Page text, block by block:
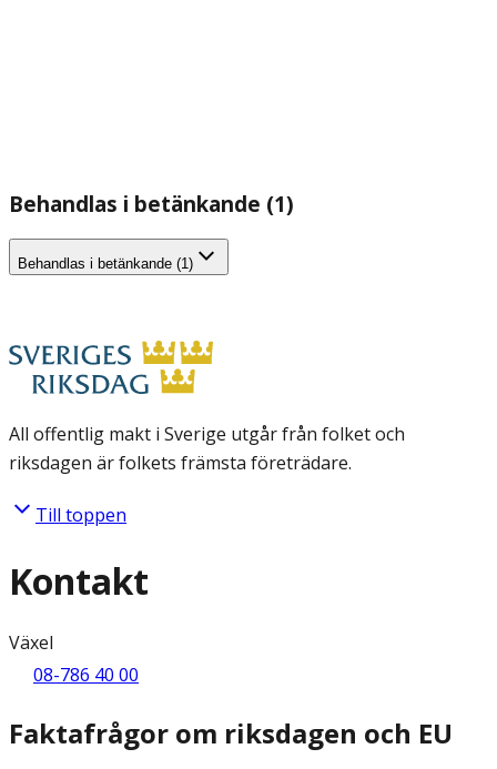
Behandlas i betänkande (1)
Behandlas i betänkande (1)
All offentlig makt i Sverige utgår från folket och
riksdagen är folkets främsta företrädare.
Till toppen
Kontakt
Växel
08-786 40 00
Faktafrågor om riksdagen och EU